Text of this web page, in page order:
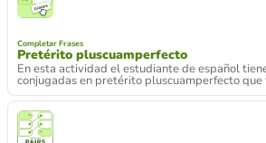
Completar Frases
Pretérito pluscuamperfecto
En esta actividad el estudiante de español
conjugadas en pretérito pluscuamperfecto que